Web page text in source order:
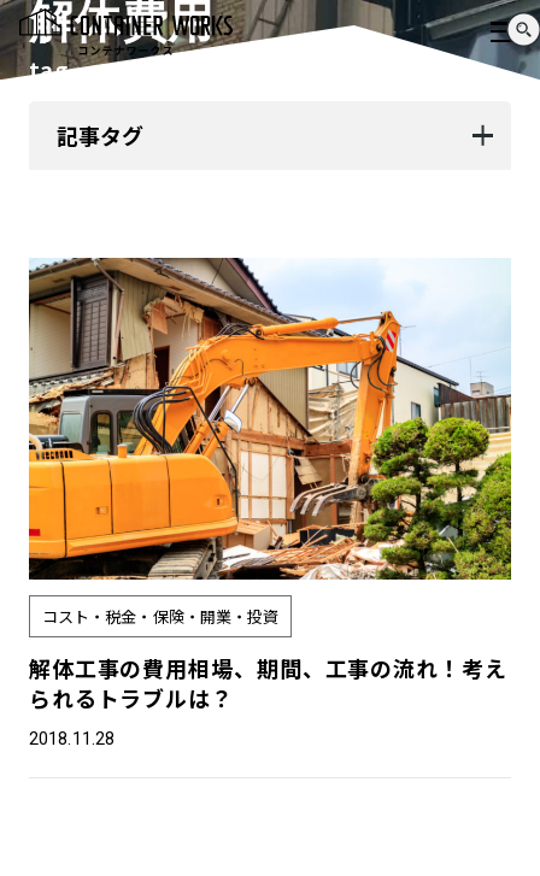
解体費用
tag
記事タグ
解体工事の費用相場、期間、工事の流れ！考え
られるトラブルは？
コスト・税金・保険・開業・投資
2018.11.28